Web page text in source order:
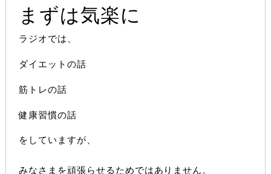
まずは気楽に
ラジオでは、
ダイエットの話
筋トレの話
健康習慣の話
をしていますが、
みなさまを頑張らせるためではありません。